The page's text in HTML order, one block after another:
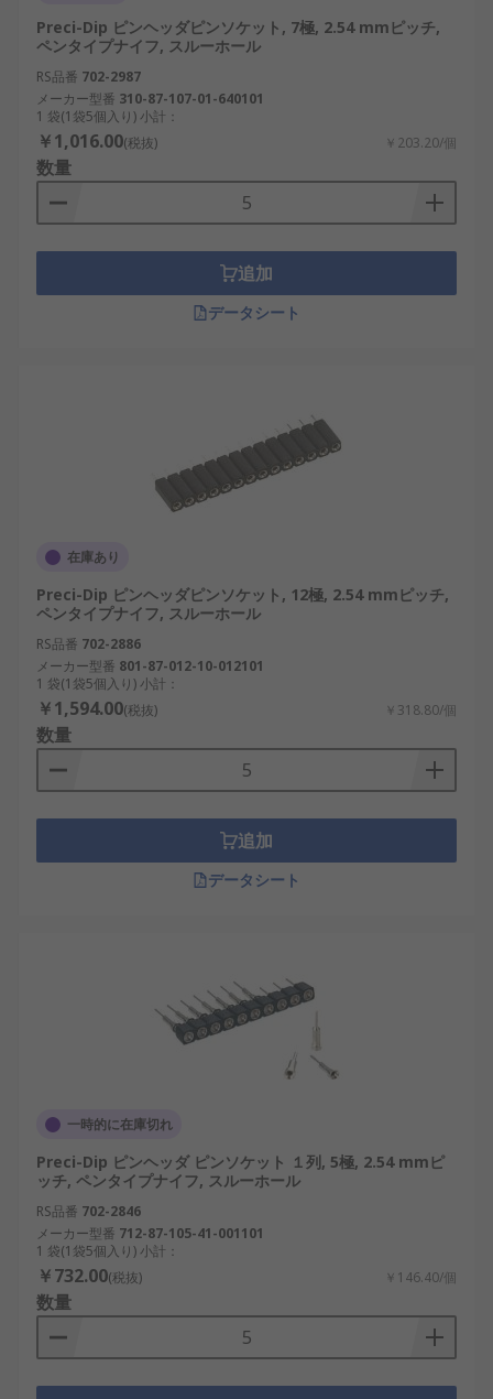
Preci-Dip ピンヘッダピンソケット, 7極, 2.54 mmピッチ,
ペンタイプナイフ, スルーホール
RS品番 702-2987
メーカー型番 310-87-107-01-640101
1 袋(1袋5個入り) 小計：
￥1,016.00(税抜) ￥203.20/個
数量
追加
データシート
在庫あり
Preci-Dip ピンヘッダピンソケット, 12極, 2.54 mmピッチ,
ペンタイプナイフ, スルーホール
RS品番 702-2886
メーカー型番 801-87-012-10-012101
1 袋(1袋5個入り) 小計：
￥1,594.00(税抜) ￥318.80/個
数量
追加
データシート
一時的に在庫切れ
Preci-Dip ピンヘッダ ピンソケット １列, 5極, 2.54 mmピ
ッチ, ペンタイプナイフ, スルーホール
RS品番 702-2846
メーカー型番 712-87-105-41-001101
1 袋(1袋5個入り) 小計：
￥732.00(税抜) ￥146.40/個
数量